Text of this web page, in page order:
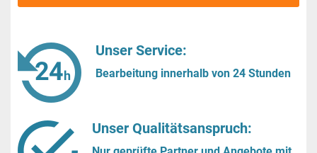
Unser Service:
Bearbeitung innerhalb von 24 Stunden
Unser Qualitätsanspruch: